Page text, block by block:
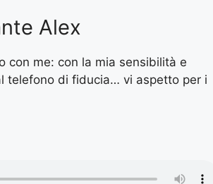
Alex
con me: con la mia sensibilità e
telefono di fiducia… vi aspetto per i